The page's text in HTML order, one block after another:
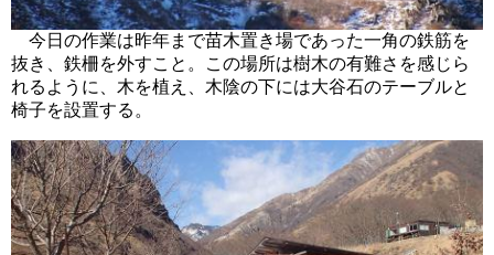
今日の作業は昨年まで苗木置き場であった一角の鉄筋を
抜き、鉄柵を外すこと。この場所は樹木の有難さを感じら
れるように、木を植え、木陰の下には大谷石のテーブルと
椅子を設置する。